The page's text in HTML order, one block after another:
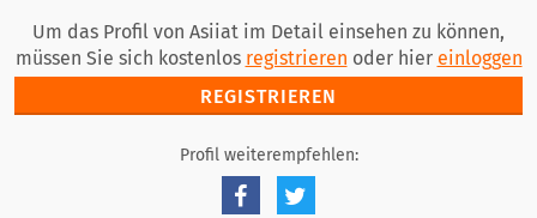
Um das Profil von Asiiat im Detail einsehen zu können,
müssen Sie sich kostenlos registrieren oder hier einloggen
REGISTRIEREN
Profil weiterempfehlen: